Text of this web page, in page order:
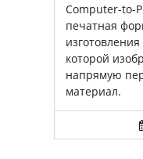
Computer-to-
печатная
которой
напрямую
материал.